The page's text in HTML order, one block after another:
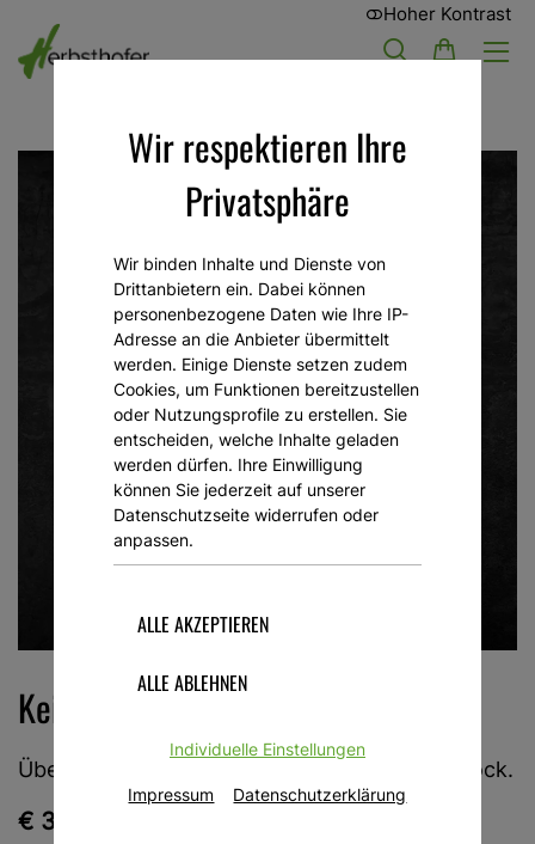
Hoher Kontrast
Keim Exclusiv Farbkarte
Über 200 Originalfarböne in einem großen Block.
€ 39,60
Wir respektieren Ihre
Privatsphäre
Wir binden Inhalte und Dienste von
Drittanbietern ein. Dabei können
personenbezogene Daten wie Ihre IP-
Adresse an die Anbieter übermittelt
werden. Einige Dienste setzen zudem
Cookies, um Funktionen bereitzustellen
oder Nutzungsprofile zu erstellen. Sie
entscheiden, welche Inhalte geladen
werden dürfen. Ihre Einwilligung
können Sie jederzeit auf unserer
Datenschutzseite widerrufen oder
anpassen.
Individuelle Einstellungen
Impressum Datenschutzerklärung